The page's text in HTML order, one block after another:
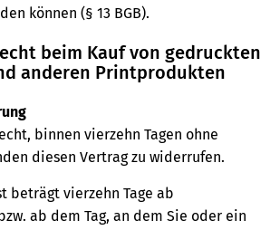
können (§ 13 BGB).
beim Kauf von gedruckten
anderen Printprodukten
binnen vierzehn Tagen ohne
diesen Vertrag zu widerrufen.
beträgt vierzehn Tage ab
ab dem Tag, an dem Sie oder ein